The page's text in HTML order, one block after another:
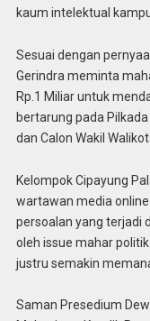
kaum intelektual
Sesuai dengan
Gerindra meminta
Rp.1 Miliar untuk
bertarung pada
dan Calon Wakil
Kelompok Cipayung
wartawan media
persoalan yang terjadi
oleh issue mahar
justru semakin
Saman Presedium